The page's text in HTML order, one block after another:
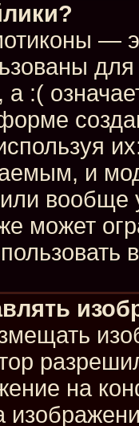
—
а :(
и
вообще
может
на